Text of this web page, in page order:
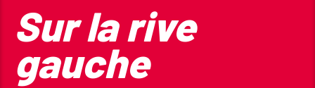
Sur la rive
gauche